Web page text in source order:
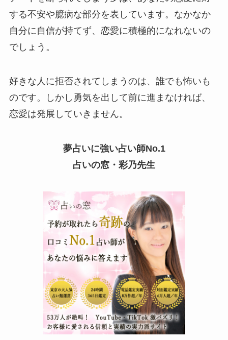
する不安や臆病な部分を表しています。なかなか
自分に自信が持てず、恋愛に積極的になれないの
でしょう。
好きな人に拒否されてしまうのは、誰でも怖いも
のです。しかし勇気を出して前に進まなければ、
恋愛は発展していきません。
夢占いに強い占い師No.1
占いの窓・彩乃先生